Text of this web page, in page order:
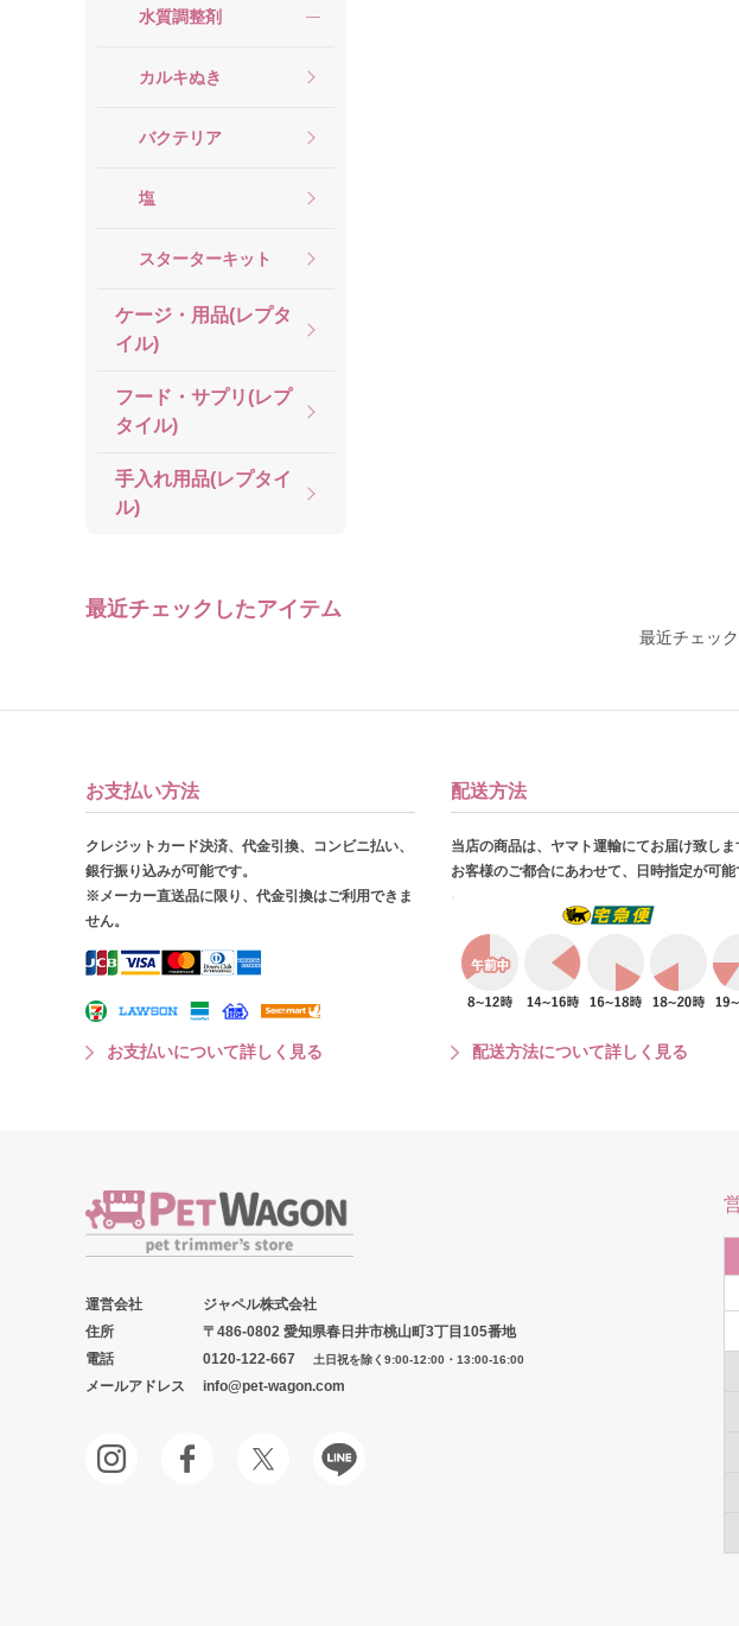
水質調整剤
カルキぬき
バクテリア
塩
スターターキット
ケージ・用品(レプタ
イル)
フード・サプリ(レプ
タイル)
手入れ用品(レプタイ
ル)
最近チェックしたアイテム
最近チェッ
お支払い方法
クレジットカード決済、代金引換、コンビニ払い、
銀行振り込みが可能です。
※メーカー直送品に限り、代金引換はご利用できま
せん。
お支払いについて詳しく見る
配送方法
当店の商品は、ヤマト運輸にてお届け致しま
お客様のご都合にあわせて、日時指定が可能
配送方法について詳しく見る
運営会社
ジャペル株式会社
住所
〒486-0802 愛知県春日井市桃山町3丁目105番地
電話
0120-122-667 土日祝を除く9:00-12:00・13:00-16:00
メールアドレス info@pet-wagon.com